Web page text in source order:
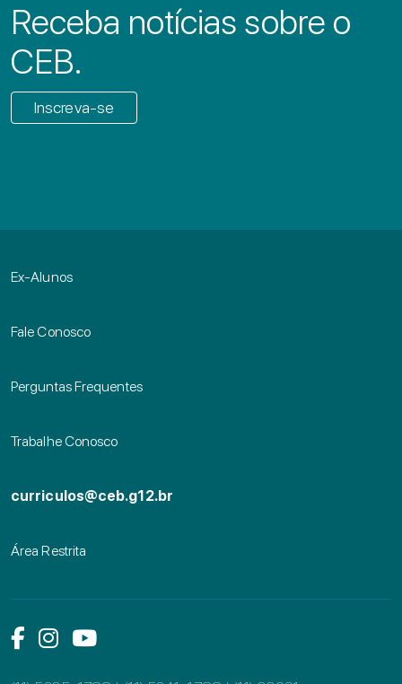
Receba notícias sobre o
CEB.
Inscreva-se
Ex-Alunos
Fale Conosco
Perguntas Frequentes
Trabalhe Conosco
curriculos@ceb.g12.br
Área Restrita
Link das mídias sociais
Link das mídias sociais
Link das mídias sociais